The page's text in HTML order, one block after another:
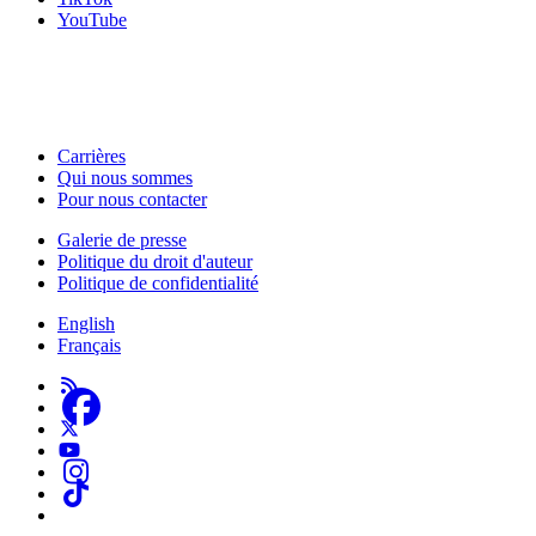
YouTube
Footer
This
Site
Carrières
Qui nous sommes
Pour nous contacter
Footer
About
Galerie de presse
Politique du droit d'auteur
Politique de confidentialité
English
Français